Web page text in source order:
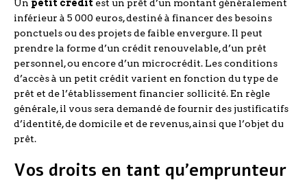
Un petit crédit est un prêt d’un montant généralement
inférieur à 5 000 euros, destiné à financer des besoins
ponctuels ou des projets de faible envergure. Il peut
prendre la forme d’un crédit renouvelable, d’un prêt
personnel, ou encore d’un microcrédit. Les conditions
d’accès à un petit crédit varient en fonction du type de
prêt et de l’établissement financier sollicité. En règle
générale, il vous sera demandé de fournir des justificatifs
d’identité, de domicile et de revenus, ainsi que l’objet du
prêt.
Vos droits en tant qu’emprunteur